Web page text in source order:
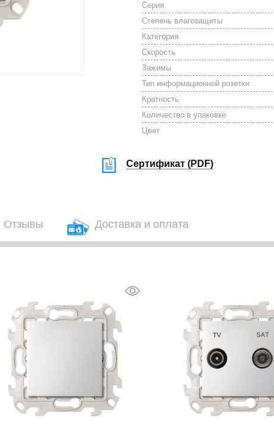
Серия
Степень влагозащиты
Категория
Скорость
Зажимы
Тип информационной розетки
Кратность
Количество в упаковке
Цвет
Сертификат (PDF)
Отзывы Доставка и оплата